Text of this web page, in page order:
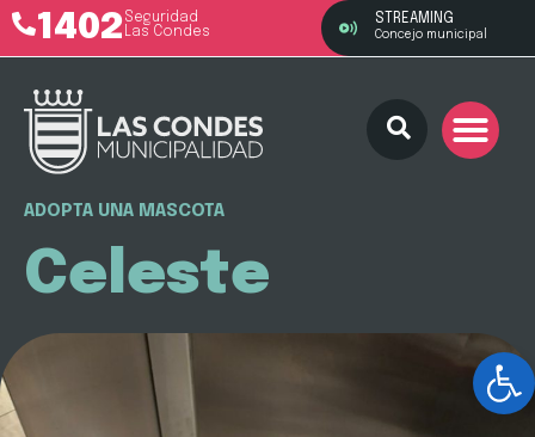
1402 Seguridad
Las Condes
STREAMING
Concejo municipal
ADOPTA UNA MASCOTA
Celeste